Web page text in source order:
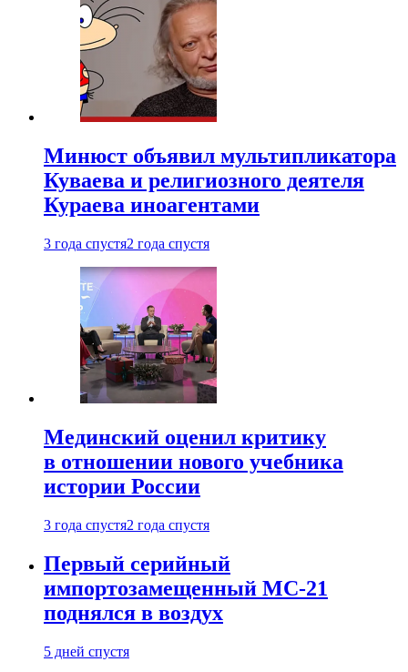
Минюст объявил мультипликатора
Куваева и религиозного деятеля
Кураева иноагентами
3 года спустя2 года спустя
Мединский оценил критику
в отношении нового учебника
истории России
3 года спустя2 года спустя
Первый серийный
импортозамещенный МС-21
поднялся в воздух
5 дней спустя